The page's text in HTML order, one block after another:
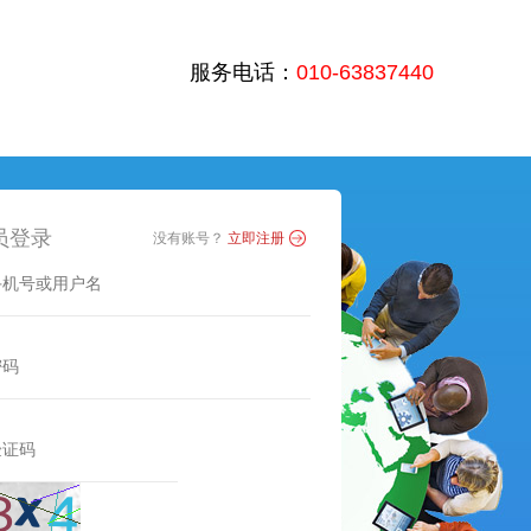
服务电话： 010-63837440
没有账号？ 立即注册
登录